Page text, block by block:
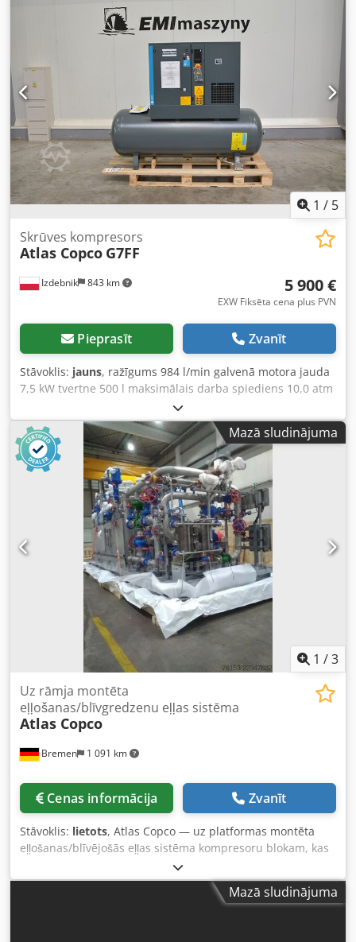
1 / 5
Izdebnik 843 km
Skrūves kompresors
Atlas Copco G7FF
5 900 €
EXW Fiksēta cena plus PVN
Pieprasīt Zvanīt
Stāvoklis: jauns, ražīgums 984 l/min galvenā motora jauda
7,5 kW tvertne 500 l maksimālais darba spiediens 10,0 atm
Dodpfszpxuvox Akmokr iebūvēts siltuma rekuperators
elektroniski iestatāmi kompresora darbības parametri
skaņu izolēta kabīne (tikai 67 dB) atbilst CE standartiem
ražošanas gads 2025, JAUNS
Mazā sludinājuma
1 /3
Bremen 1 091 km
Uz rāmja montēta
eļļošanas/blīvgredzenu eļļas sistēma
Atlas Copco
Cenas informācija Zvanīt
Stāvoklis: lietots, Atlas Copco — uz platformas montēta
eļļošanas/blīvējošās eļļas sistēma kompresoru blokam, kas
ietver pamatrezervuāru/tvertni ar sūkņiem, filtriem,
dzesētājiem un vārstu kolektoru. Komplektā ietilpst arī
iztukšošanas tvertne un dažādi rezerves elementi un
Mazā sludinājuma